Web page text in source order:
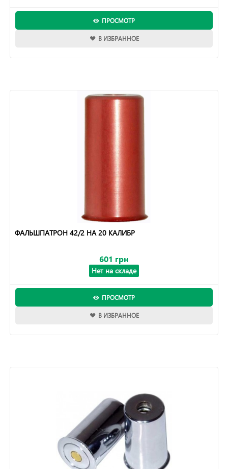
ПРОСМОТР
В ИЗБРАННОЕ
ФАЛЬШПАТРОН 42/2 НА 20 КАЛИБР
601 грн
Нет на складе
ПРОСМОТР
В ИЗБРАННОЕ